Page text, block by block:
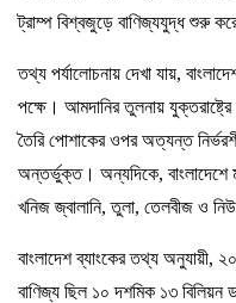
ট্রাম্প বিশ্বজুড়ে বাণিজ্যযুদ্ধ শুরু
তথ্য পর্যালোচনায় দেখা যায়,
পক্ষে। আমদানির তুলনায়
তৈরি পোশাকের ওপর অত্যন্ত
অন্তর্ভুক্ত। অন্যদিকে, বাংলাদেশে
খনিজ জ্বালানি, তুলা, তেলবীজ ও
বাংলাদেশ ব্যাংকের তথ্য অনুযায়ী,
বাণিজ্য ছিল ১০ দশমিক ১৩ বিলিয়ন